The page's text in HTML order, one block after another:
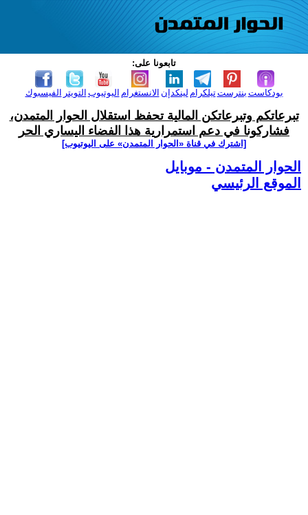
تابعونا على:
الفيسبوك التويتر اليوتيوب الانستغرام لينكدإن تيلكرامبنترست بودكاست
تبرعاتكم وتبرعاتكن المالية تحفظ استقلال الحوار المتمدن،
فشاركونا في دعم استمرارية هذا الفضاء اليساري الحر
[اشترك في قناة ‫«الحوار المتمدن» على اليوتيوب]
الحوار المتمدن - موبايل
الموقع الرئيسي